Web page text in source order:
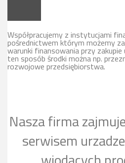
Współpracujemy z instytucjami
pośrednictwem którym możemy
warunki finansowania przy
ten sposób środki można np.
rozwojowe przedsiębiorstwa.
Nasza firma
serwisem